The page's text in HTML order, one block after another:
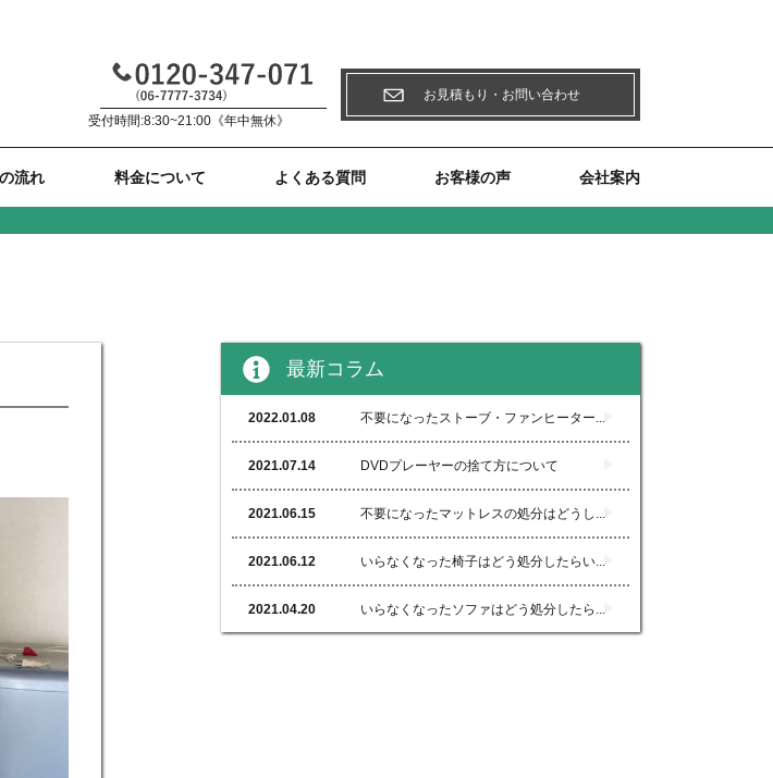
受付時間:8:30~21:00《年中無休》
お見積もり・お問い合わせ
流れ 料金について よくある質問 お客様の声 会社案内
最新コラム
2022.01.08 不要になったストーブ・ファンヒーター...
2021.07.14 DVDプレーヤーの捨て方について
2021.06.15 不要になったマットレスの処分はどうし...
2021.06.12 いらなくなった椅子はどう処分したらい...
2021.04.20 いらなくなったソファはどう処分したら...